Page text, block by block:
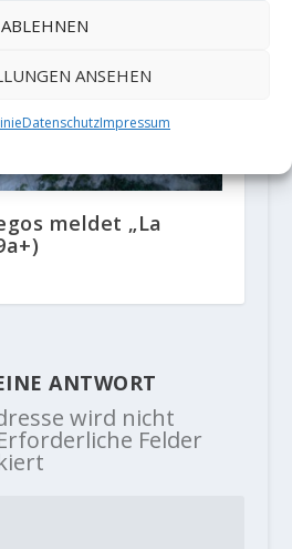
ABLEHNEN
ANSEHEN
DatenschutzImpressum
meldet „La
ANTWORT
wird nicht
Felder